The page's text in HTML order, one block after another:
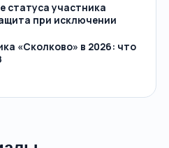
статуса участника
при исключении
«Сколково» в 2026: что